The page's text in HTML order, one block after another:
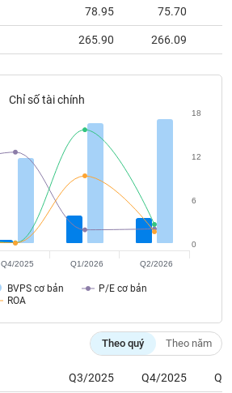
78.95 75.70
265.90 266.09
Chỉ số tài chính
BVPS cơ bản
P/E cơ bản
ROA
0
6
12
18
Q4/2025 Q1/2026 Q2/2026
Theo quý Theo năm
Q3/2025 Q4/2025